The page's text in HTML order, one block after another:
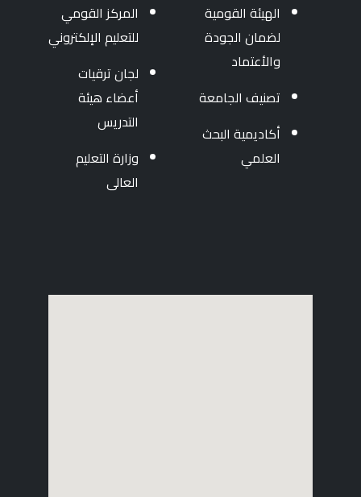
الهيئة القومية
لضمان الجودة
والأعتماد
تصنيف الجامعة
أكاديمية البحث
العلمي
المركز القومي
للتعليم الإلكتروني
لجان ترقيات
أعضاء هيئة
التدريس
وزارة التعليم
العالى